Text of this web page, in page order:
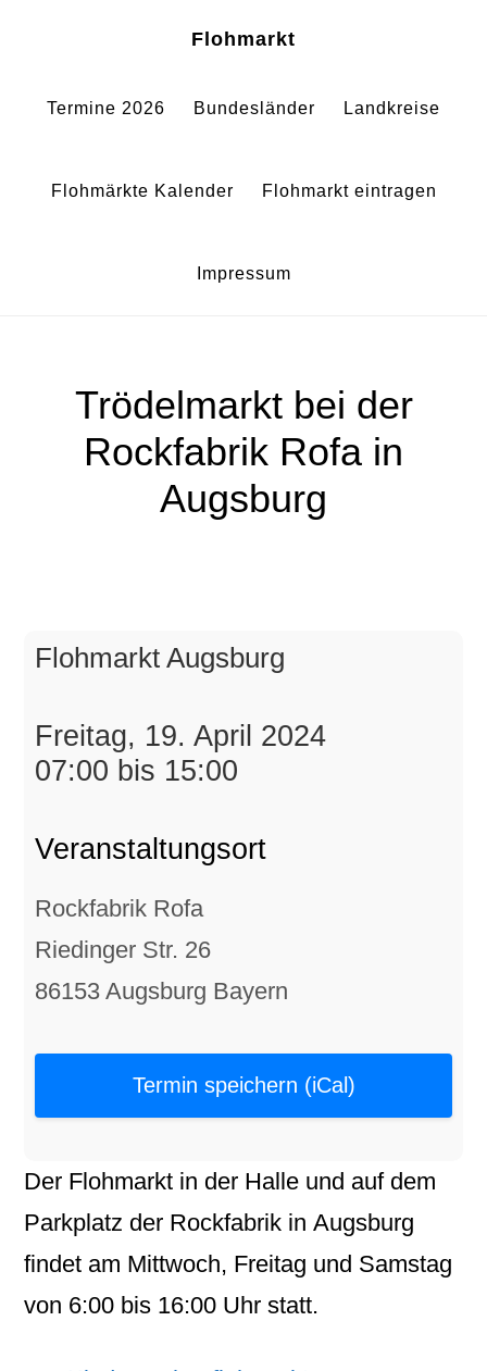
springen
springen
Flohmarkt
Termine 2026 Bundesländer Landkreise
Flohmärkte Kalender Flohmarkt eintragen
Impressum
Trödelmarkt bei der
Rockfabrik Rofa in
Augsburg
Flohmarkt Augsburg
Freitag, 19. April 2024
07:00 bis 15:00
Veranstaltungsort
Rockfabrik Rofa
Riedinger Str. 26
86153 Augsburg Bayern
Termin speichern (iCal)
Der Flohmarkt in der Halle und auf dem
Parkplatz der Rockfabrik inAugsburg
findet am Mittwoch, Freitag und Samstag
von 6:00 bis 16:00 Uhr statt.